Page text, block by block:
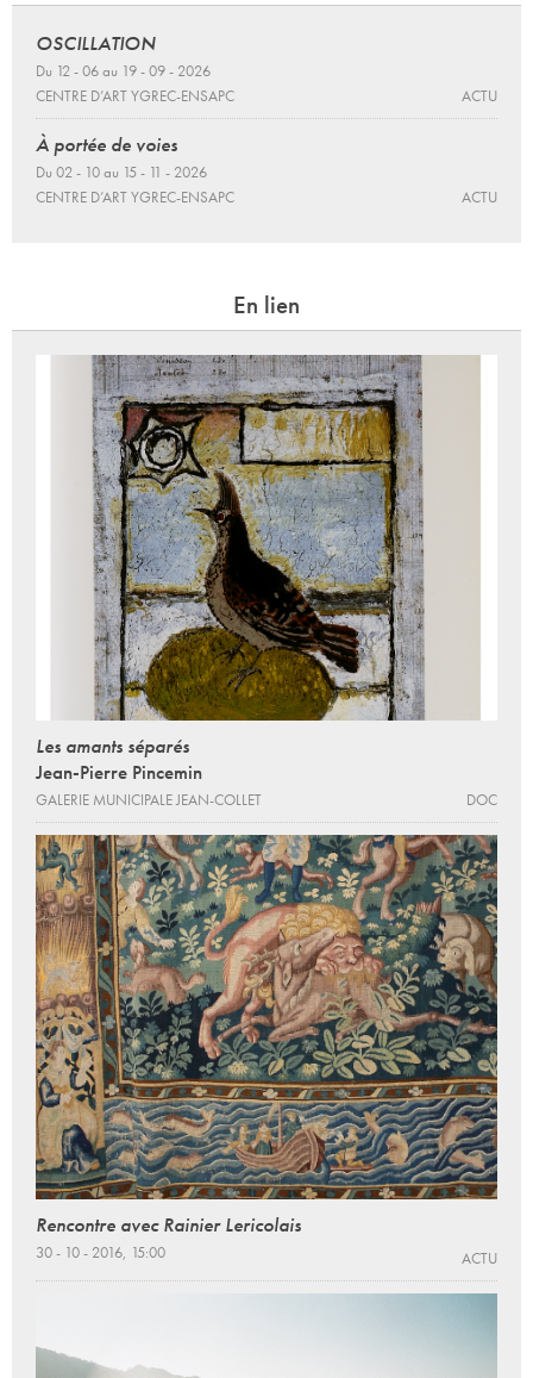
OSCILLATION
Du 12 - 06 au 19 - 09 - 2026
CENTRE D’ART YGREC-ENSAPC
ACTU
À portée de voies
Du 02 - 10 au 15 - 11 - 2026
CENTRE D’ART YGREC-ENSAPC
ACTU
En lien
Les amants séparés
Jean-Pierre Pincemin
GALERIE MUNICIPALE JEAN-COLLET DOC
Rencontre avec Rainier Lericolais
30 - 10 - 2016, 15:00 ACTU